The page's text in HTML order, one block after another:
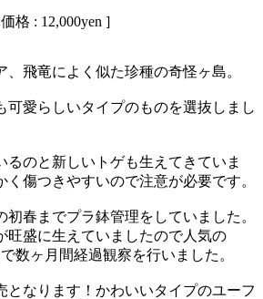
格 : 12,000yen ]
、飛竜によく似た珍種の奇怪ヶ島。
可愛らしいタイプのものを選抜しまし
るのと新しいトゲも生えてきていま
傷つきやすいので注意が必要です。
初春までプラ鉢管理をしていました。
旺盛に生えていましたので人気の
数ヶ月間経過観察を行いました。
となります！かわいいタイプのユーフ